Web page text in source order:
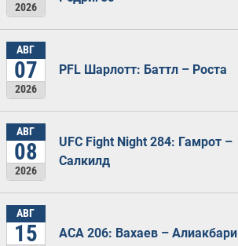
2026
АВГ
07
2026
PFL Шарлотт: Баттл – Роста
АВГ
08
2026
UFC Fight Night 284: Гамрот –
Салкилд
АВГ
15 ACA 206: Вахаев – Алиакбари